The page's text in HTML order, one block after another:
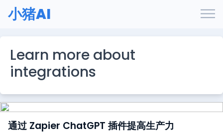
小猪AI
Learn more about
integrations
通过 Zapier ChatGPT 插件提高生产力